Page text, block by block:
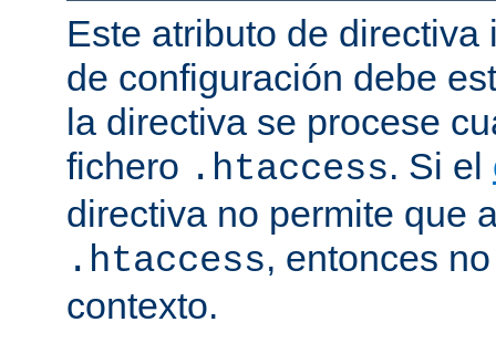
Este atributo de
de configuración debe
la directiva se procese
fichero .htaccess. Si el
directiva no permite que
.htaccess, entonces
contexto.